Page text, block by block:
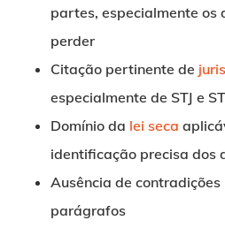
partes, especialmente os
perder
Citação pertinente de
especialmente de STJ e
Domínio da lei seca
identificação precisa dos
Ausência de
parágrafos